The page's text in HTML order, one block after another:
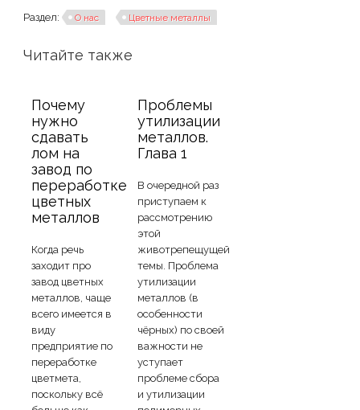
Раздел: О нас Цветные металлы
Читайте также
Почему
нужно
сдавать
лом на
завод по
переработке
цветных
металлов
Когда речь
заходит про
завод цветных
металлов, чаще
всего имеется в
виду
предприятие по
переработке
цветмета,
поскольку всё
Проблемы
утилизации
металлов.
Глава 1
В очередной раз
приступаем к
рассмотрению
этой
животрепещущей
темы. Проблема
утилизации
металлов (в
особенности
чёрных) по своей
важности не
уступает
проблеме сбора
и утилизации